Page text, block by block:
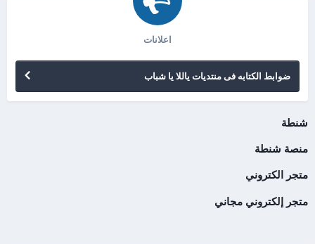
اعلانات
ضوابط الكتابه فى منتديات ياللا يا شباب
شنطة
منصة شنطة
متجر الكتروني
متجر إلكتروني مجاني